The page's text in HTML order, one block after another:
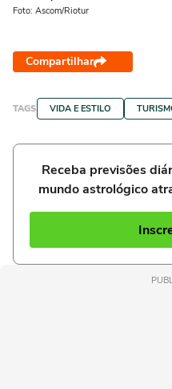
Foto: Ascom/Riotur
Compartilhar
TAGS VIDA E ESTILO
Receba previsões
mundo astrológico